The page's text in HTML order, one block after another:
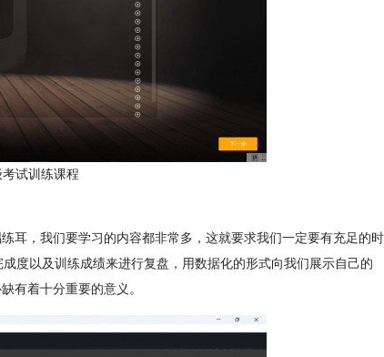
考试训练课程
耳，我们要学习的内容都非常多，这就要求我们一定要有充足的时
度以及训练成绩来进行复盘，用数据化的形式向我们展示自己的
有着十分重要的意义。